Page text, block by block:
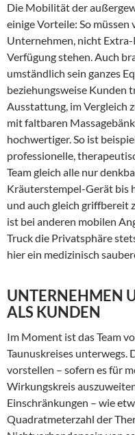
Die Mobilität der
einige Vorteile: So
Unternehmen, nicht
Verfügung stehen. Auch
umständlich sein ganzes
beziehungsweise Kunden
Ausstattung, im Vergleich
mit faltbaren
hochwertiger. So ist
professionelle,
Team gleich alle nur
Kräuterstempel-Gerät bis
und auch gleich griffbereit
ist bei anderen mobilen
Truck die Privatsphäre
hier ein medizinisch
UNTERNEHMEN
ALS KUNDEN
Im Moment ist das Team
Taunuskreises unterwegs.
vorstellen – sofern es für
Wirkungskreis
Einschränkungen – wie
Quadratmeterzahl der